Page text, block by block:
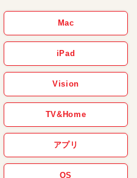
Mac
iPad
Vision
TV&Home
アプリ
OS